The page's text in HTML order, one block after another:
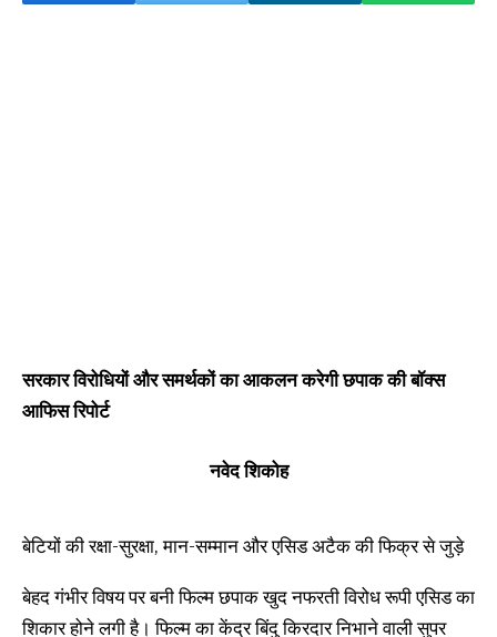
सरकार विरोधियों और समर्थकों का आकलन करेगी छपाक की बॉक्स
आफिस रिपोर्ट
नवेद शिकोह
बेटियों की रक्षा-सुरक्षा, मान-सम्मान और एसिड अटैक की फिक्र से जुड़े
बेहद गंभीर विषय पर बनी फिल्म छपाक खुद नफरती विरोध रूपी एसिड का
शिकार होने लगी है। फिल्म का केंद्र बिंदु किरदार निभाने वाली सुपर